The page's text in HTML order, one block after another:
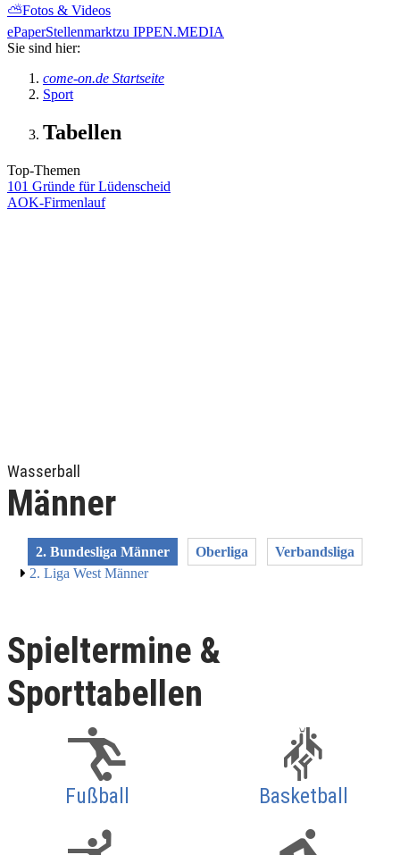
⛅Fotos & Videos
ePaperStellenmarktzu IPPEN.MEDIA
Sie sind hier:
come-on.de Startseite
Sport
Tabellen
Top-Themen
101 Gründe für Lüdenscheid
AOK-Firmenlauf
Wasserball
Männer
2. Bundesliga Männer Oberliga Verbandsliga
2. Liga West Männer
Spieltermine &
Sporttabellen
Fußball Basketball